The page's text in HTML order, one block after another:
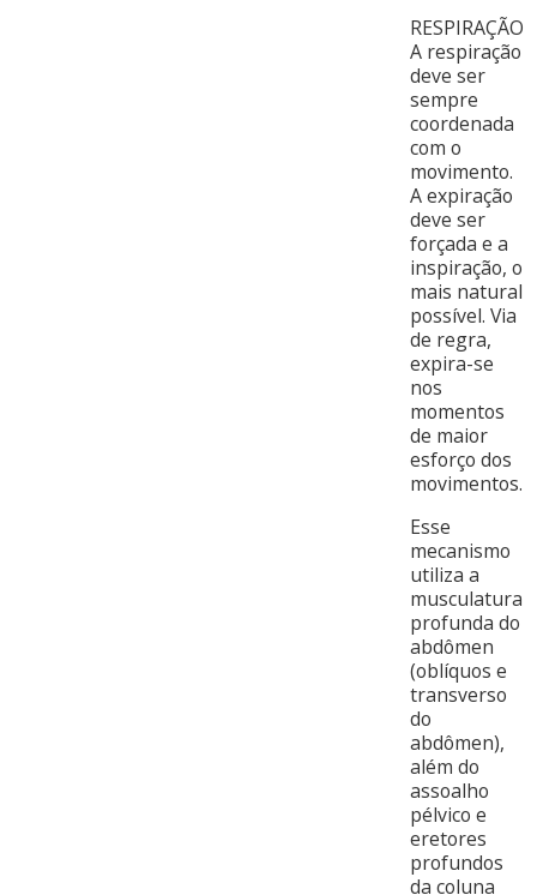
RESPIRAÇÃO
A respiração
deve ser
sempre
coordenada
com o
movimento.
A expiração
deve ser
forçada e a
inspiração, o
mais natural
possível. Via
de regra,
expira-se
nos
momentos
de maior
esforço dos
movimentos.
Esse
mecanismo
utiliza a
musculatura
profunda do
abdômen
(oblíquos e
transverso
do
abdômen),
além do
assoalho
pélvico e
eretores
profundos
da coluna